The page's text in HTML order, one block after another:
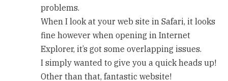
problems.
When I look at your web site in Safari, it looks
fine however when opening in Internet
Explorer, it’s got some overlapping issues.
I simply wanted to give you a quick heads up!
Other than that, fantastic website!